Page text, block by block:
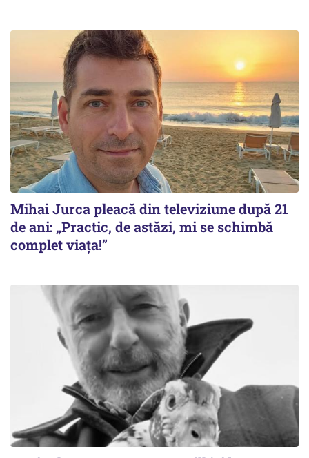
Mihai Jurca pleacă din televiziune după 21
de ani: „Practic, de astăzi, mi se schimbă
complet viața!”